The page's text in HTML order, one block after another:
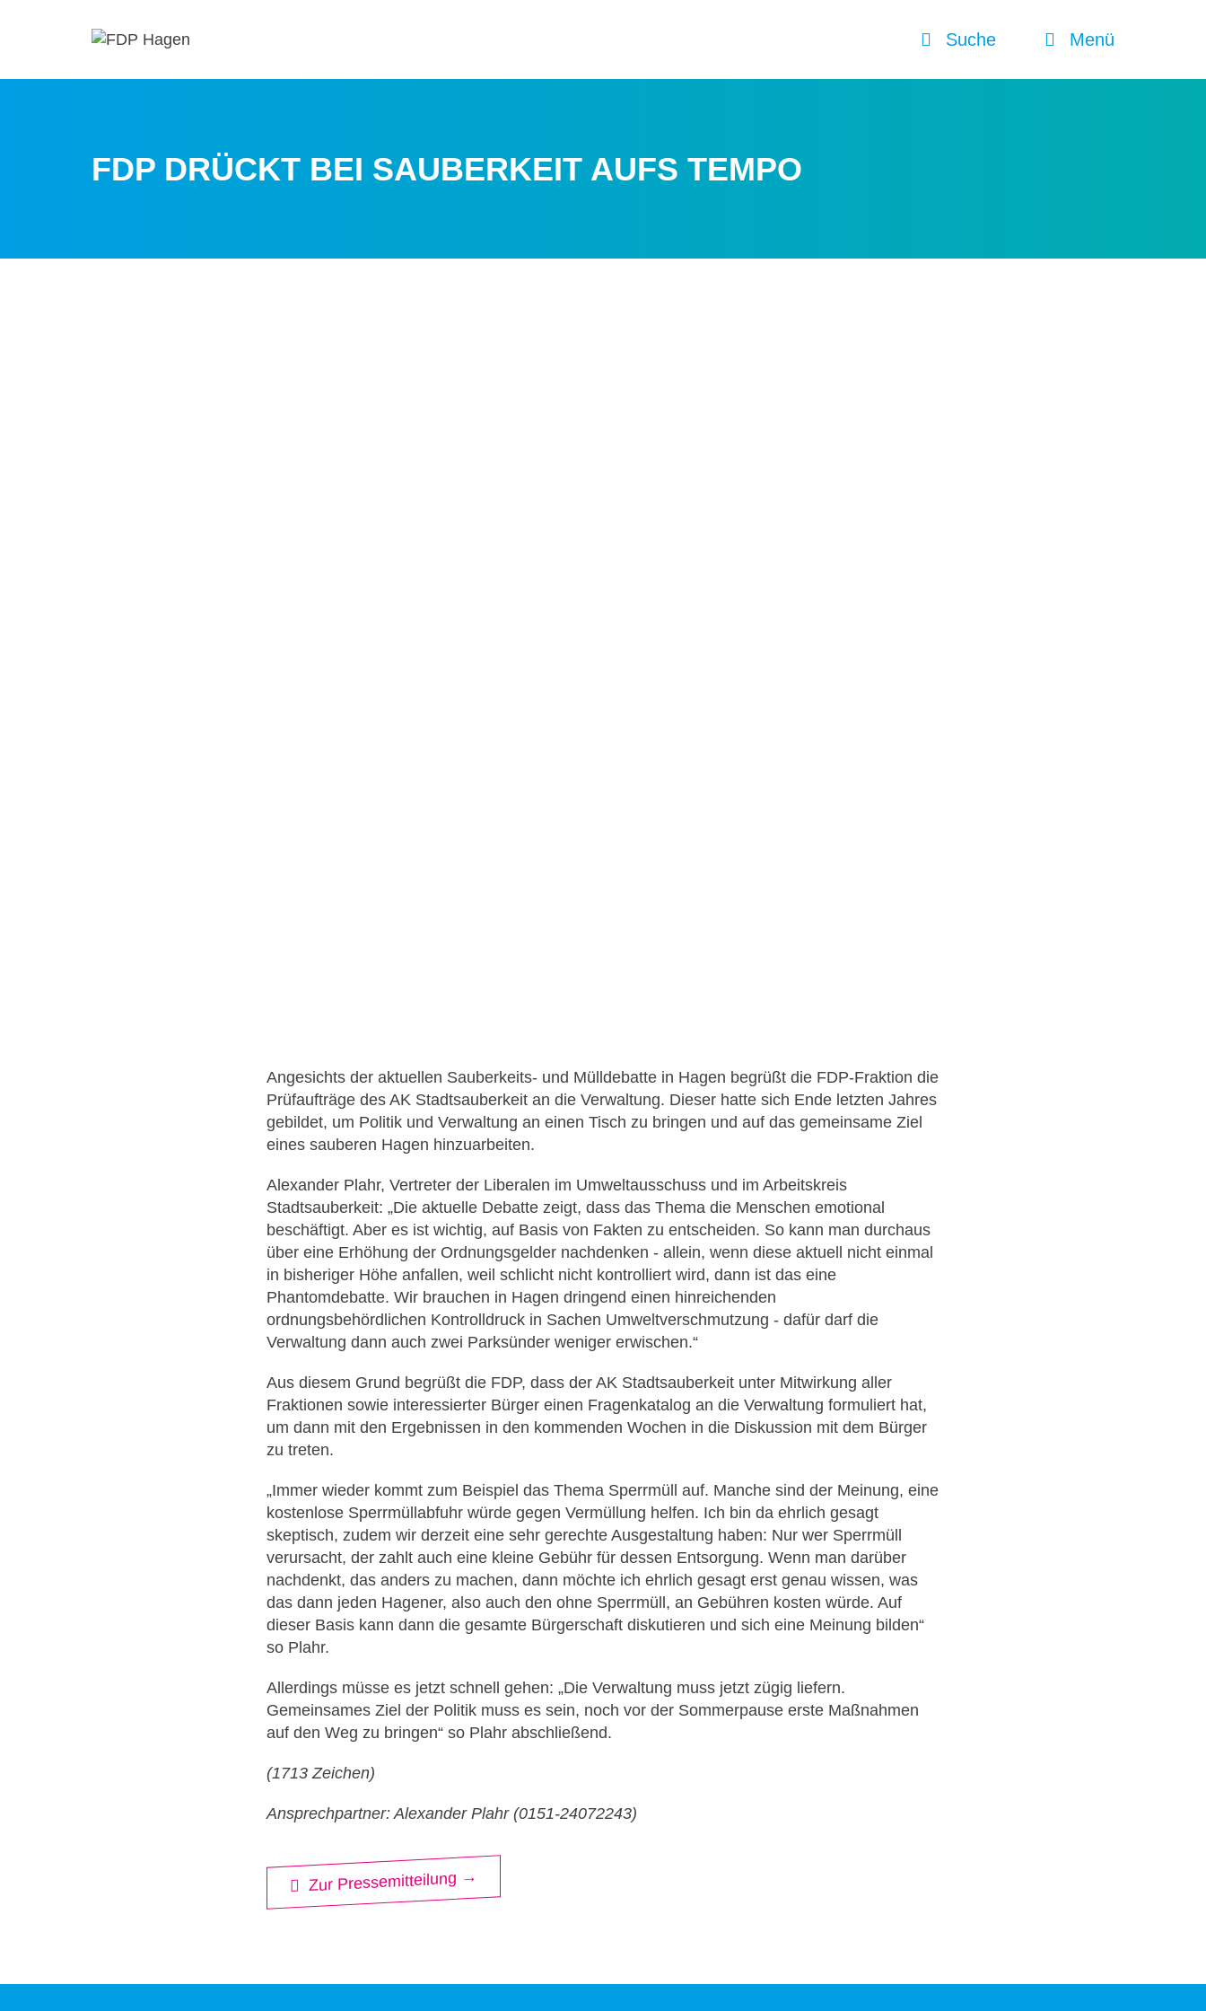
Suche Menü
FDP DRÜCKT BEI SAUBERKEIT AUFS TEMPO
Angesichts der aktuellen Sauberkeits- und Mülldebatte in Hagen begrüßt die FDP-Fraktion die
Prüfaufträge des AK Stadtsauberkeit an die Verwaltung. Dieser hatte sich Ende letzten Jahres
gebildet, um Politik und Verwaltung an einen Tisch zu bringen und auf das gemeinsame Ziel
eines sauberen Hagen hinzuarbeiten.
Alexander Plahr, Vertreter der Liberalen im Umweltausschuss und im Arbeitskreis
Stadtsauberkeit: „Die aktuelle Debatte zeigt, dass das Thema die Menschen emotional
beschäftigt. Aber es ist wichtig, auf Basis von Fakten zu entscheiden. So kann man durchaus
über eine Erhöhung der Ordnungsgelder nachdenken - allein, wenn diese aktuell nicht einmal
in bisheriger Höhe anfallen, weil schlicht nicht kontrolliert wird, dann ist das eine
Phantomdebatte. Wir brauchen in Hagen dringend einen hinreichenden
ordnungsbehördlichen Kontrolldruck in Sachen Umweltverschmutzung - dafür darf die
Verwaltung dann auch zwei Parksünder weniger erwischen.“
Aus diesem Grund begrüßt die FDP, dass der AK Stadtsauberkeit unter Mitwirkung aller
Fraktionen sowie interessierter Bürger einen Fragenkatalog an die Verwaltung formuliert hat,
um dann mit den Ergebnissen in den kommenden Wochen in die Diskussion mit dem Bürger
zu treten.
„Immer wieder kommt zum Beispiel das Thema Sperrmüll auf. Manche sind der Meinung, eine
kostenlose Sperrmüllabfuhr würde gegen Vermüllung helfen. Ich bin da ehrlich gesagt
skeptisch, zudem wir derzeit eine sehr gerechte Ausgestaltung haben: Nur wer Sperrmüll
verursacht, der zahlt auch eine kleine Gebühr für dessen Entsorgung. Wenn man darüber
nachdenkt, das anders zu machen, dann möchte ich ehrlich gesagt erst genau wissen, was
das dann jeden Hagener, also auch den ohne Sperrmüll, an Gebühren kosten würde. Auf
dieser Basis kann dann die gesamte Bürgerschaft diskutieren und sich eine Meinung bilden“
so Plahr.
Allerdings müsse es jetzt schnell gehen: „Die Verwaltung muss jetzt zügig liefern.
Gemeinsames Ziel der Politik muss es sein, noch vor der Sommerpause erste Maßnahmen
auf den Weg zu bringen“ so Plahr abschließend.
(1713 Zeichen)
Ansprechpartner: Alexander Plahr (0151-24072243)
Zur Pressemitteilung →